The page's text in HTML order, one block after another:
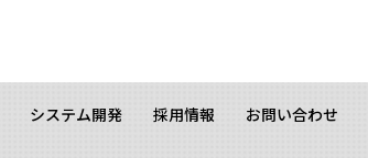
システム開発 採用情報 お問い合わせ